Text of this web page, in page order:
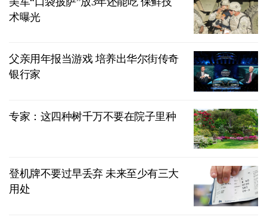
术曝光
父亲用年报当游戏 培养出华尔街传奇
银行家
专家：这四种树千万不要在院子里种
登机牌不要过早丢弃 未来至少有三大
用处